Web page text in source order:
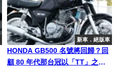
新車．絕版車
HONDA GB500 名號將回歸？回
顧 80 年代那台冠以「TT」之名